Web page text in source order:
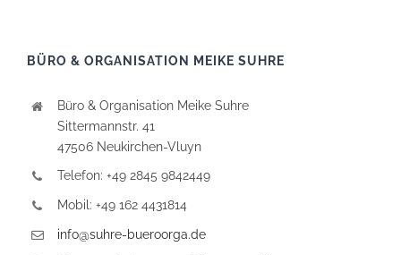
BÜRO & ORGANISATION MEIKE SUHRE
Büro & Organisation Meike Suhre
Sittermannstr. 41
47506 Neukirchen-Vluyn
Telefon: +49 2845 9842449
Mobil: +49 162 4431814
info@suhre-bueroorga.de